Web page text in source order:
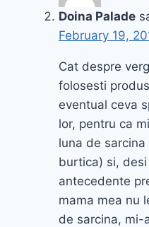
Doina Palade
February 19,
Cat despre
folosesti
eventual ceva
lor, pentru ca
luna de
burtica) si,
antecedente
mama mea nu
de sarcina, mi-